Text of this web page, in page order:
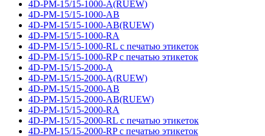
4D-PM-15/15-1000-A(RUEW)
4D-PM-15/15-1000-AB
4D-PM-15/15-1000-AB(RUEW)
4D-PM-15/15-1000-RA
4D-PM-15/15-1000-RL с печатью этикеток
4D-PM-15/15-1000-RP с печатью этикеток
4D-PM-15/15-2000-A
4D-PM-15/15-2000-A(RUEW)
4D-PM-15/15-2000-AB
4D-PM-15/15-2000-AB(RUEW)
4D-PM-15/15-2000-RA
4D-PM-15/15-2000-RL с печатью этикеток
4D-PM-15/15-2000-RP с печатью этикеток